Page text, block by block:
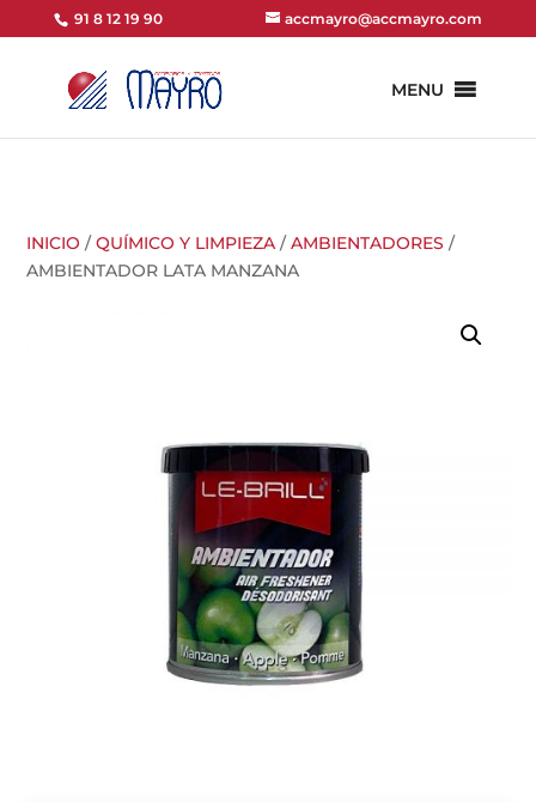
91 8 12 19 90 accmayro@accmayro.com
MENU
INICIO /QUÍMICO Y LIMPIEZA /AMBIENTADORES /
AMBIENTADOR LATA MANZANA